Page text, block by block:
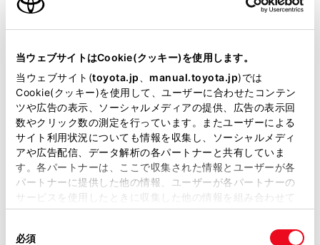
当ウェブサイトはCookie(クッキー)を使用します。
当ウェブサイト(toyota.jp manual.toyota.jp)では
Cookie(クッキー)を使用して、ユーザーに合わせたコンテン
ツや広告の表示、ソーシャルメディアの提供、広告の表示回
数やクリック数の測定を行っています。またユーザーによる
サイト利用状況についても情報を収集し、ソーシャルメディ
アや広告配信、データ解析の各パートナーと共有していま
す。各パートナーは、ここで収集された情報とユーザーが各
パートナーに提供した他の情報、ユーザーが各パートナーの
サービスを使用したときに収集した他の情報を組み合わせて
使用することがあります。当ウェブサイトの使用を続行する
必須
リモコンスターター
ETC
※ セットアップ費用は別途申し受けます